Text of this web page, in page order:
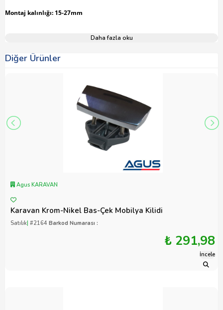
Montaj kalınlığı: 15-27mm
Daha fazla oku
Diğer Ürünler
Agus KARAVAN
Karavan Krom-Nikel Bas-Çek Mobilya Kilidi
Satılık| #2164 Barkod Numarası :
₺ 291,98
İncele